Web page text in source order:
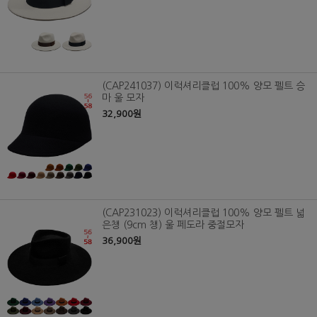
(CAP241037) 이럭셔리클럽 100% 양모 펠트 승
마 울 모자
32,900원
(CAP231023) 이럭셔리클럽 100% 양모 펠트 넓
은챙 (9cm 챙) 울 페도라 중절모자
36,900원